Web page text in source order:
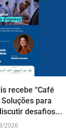
recebe “Café
para
desafios...
2026